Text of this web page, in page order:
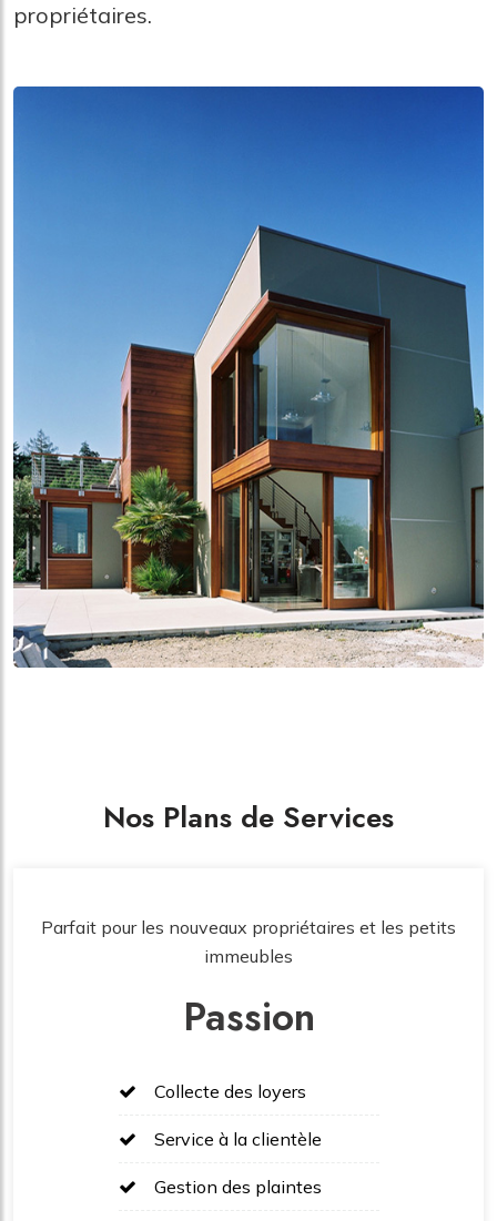
propriétaires.
Nos Plans de Services
Parfait pour les nouveaux propriétaires et les petits
immeubles
Passion
Collecte des loyers
Service à la clientèle
Gestion des plaintes